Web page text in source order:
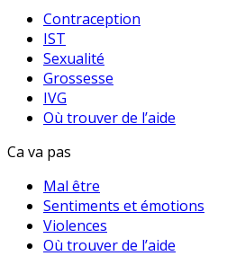
Contraception
IST
Sexualité
Grossesse
IVG
Où trouver de l’aide
Ca va pas
Mal être
Sentiments et émotions
Violences
Où trouver de l’aide